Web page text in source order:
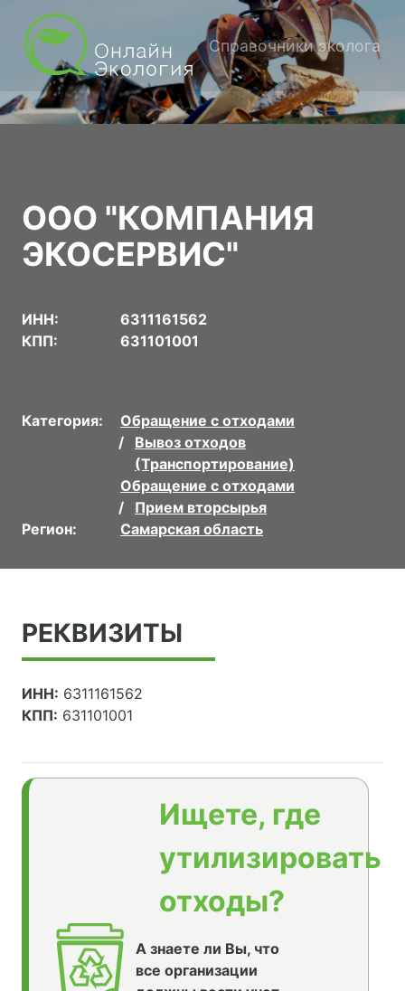
Справочники эколога
ООО "КОМПАНИЯ
ЭКОСЕРВИС"
ИНН:
6311161562
КПП:
631101001
Категория:
Обращение с отходами
Вывоз отходов
(Транспортирование)
Обращение с отходами
Прием вторсырья
Регион:
Самарская область
РЕКВИЗИТЫ
ИНН: 6311161562
КПП: 631101001
Ищете, где
утилизировать
отходы?
А знаете ли Вы, что
все организации